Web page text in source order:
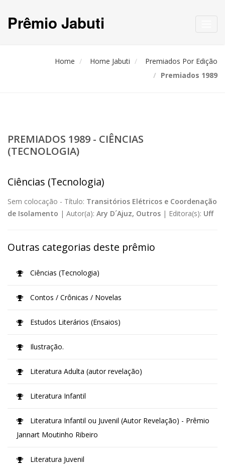
Prêmio Jabuti
Home Home Jabuti
Premiados Por Edição
Premiados 1989
PREMIADOS 1989 - CIÊNCIAS
(TECNOLOGIA)
Ciências (Tecnologia)
Sem colocação - Título: Transitórios Elétricos e Coordenação
de Isolamento | Autor(a): Ary D´Ajuz, Outros | Editora(s): Uff
Outras categorias deste prêmio
Ciências (Tecnologia)
Contos / Crônicas / Novelas
Estudos Literários (Ensaios)
Ilustração.
Literatura Adulta (autor revelação)
Literatura Infantil
Literatura Infantil ou Juvenil (Autor Revelação) - Prêmio
Jannart Moutinho Ribeiro
Literatura Juvenil